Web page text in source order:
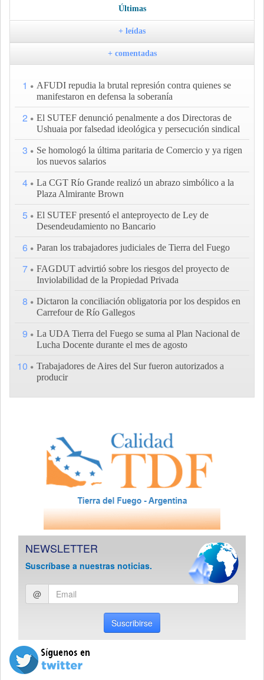
Últimas
+ leídas
+ comentadas
1
AFUDI repudia la brutal represión contra quienes se
manifestaron en defensa la soberanía
2
El SUTEF denunció penalmente a dos Directoras de
Ushuaia por falsedad ideológica y persecución sindical
3
Se homologó la última paritaria de Comercio y ya rigen
los nuevos salarios
4
La CGT Río Grande realizó un abrazo simbólico a la
Plaza Almirante Brown
5
El SUTEF presentó el anteproyecto de Ley de
Desendeudamiento no Bancario
6 Paran los trabajadores judiciales de Tierra del Fuego
7
FAGDUT advirtió sobre los riesgos del proyecto de
Inviolabilidad de la Propiedad Privada
8
Dictaron la conciliación obligatoria por los despidos en
Carrefour de Río Gallegos
9
La UDA Tierra del Fuego se suma al Plan Nacional de
Lucha Docente durante el mes de agosto
10
Trabajadores de Aires del Sur fueron autorizados a
producir
NEWSLETTER
Suscríbase a nuestras noticias.
Ingresar
email
@
Suscribirse